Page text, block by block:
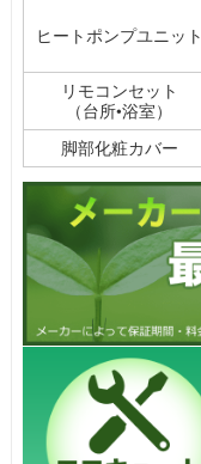
ヒートポンプユニット
リモコンセット
（台所•浴室）
脚部化粧カバー